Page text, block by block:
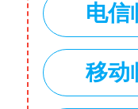
电信
移动